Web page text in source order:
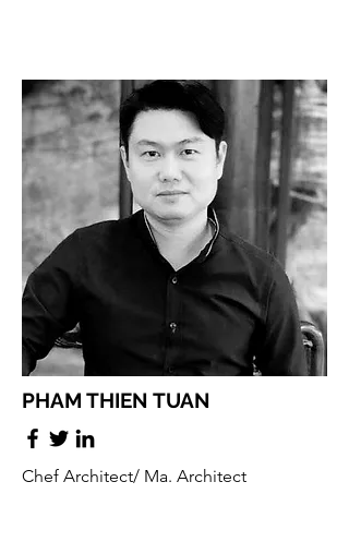
PHAM THIEN TUAN
Chef Architect/ Ma. Architect